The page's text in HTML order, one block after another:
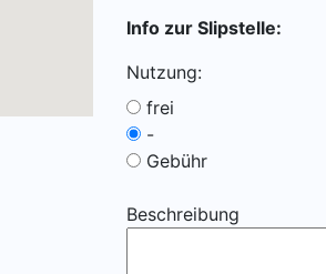
Info zur Slipstelle:
Nutzung:
frei
-
Gebühr
Beschreibung